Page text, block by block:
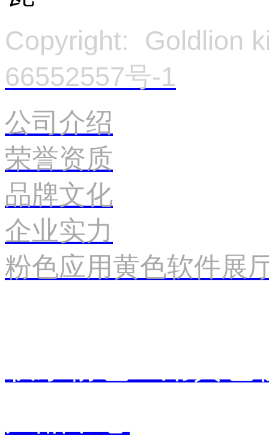
Copyright:
66552557号-1
公司介绍
荣誉资质
品牌文化
企业实力
粉色应用黄色软件展